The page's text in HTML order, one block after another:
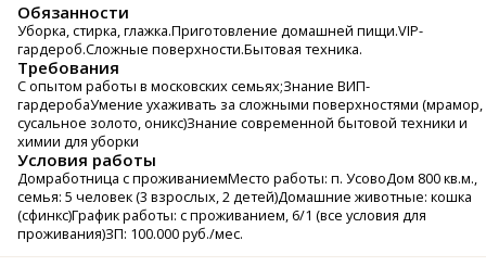
Обязанности
Уборка, стирка, глажка.Приготовление домашней пищи.VIP-
гардероб.Сложные поверхности.Бытовая техника.
Требования
С опытом работы в московских семьях;Знание ВИП-
гардеробаУмение ухаживать за сложными поверхностями (мрамор,
сусальное золото, оникс)Знание современной бытовой техники и
химии для уборки
Условия работы
Домработница с проживаниемМесто работы: п. УсовоДом 800 кв.м.,
семья: 5 человек (3 взрослых, 2 детей)Домашние животные: кошка
(сфинкс)График работы: с проживанием, 6/1 (все условия для
проживания)ЗП: 100.000 руб./мес.